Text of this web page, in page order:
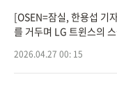
[OSEN=잠실, 한용섭 기
를 거두며 LG 트윈스의
뒀다. 두산은 최근 3연패
2026.04.27 00: 15